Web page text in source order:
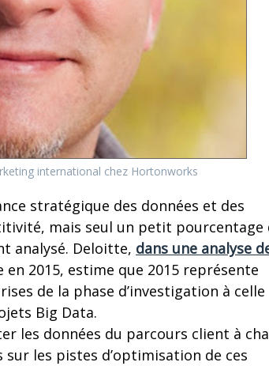
international chez Hortonworks
stratégique des données et des
mais seul un petit pourcentage
analysé. Deloitte, dans une analyse
en 2015, estime que 2015 représente
de la phase d’investigation à celle
Big Data.
les données du parcours client à
les pistes d’optimisation de ces